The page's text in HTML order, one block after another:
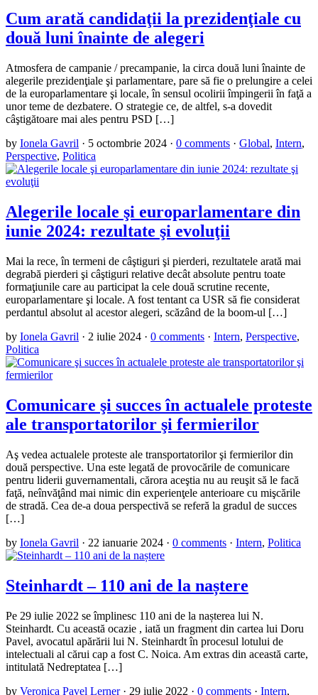
Cum arată candidaţii la prezidenţiale cu
două luni înainte de alegeri
Atmosfera de campanie / precampanie, la circa două luni înainte de
alegerile prezidenţiale şi parlamentare, pare să fie o prelungire a celei
de la europarlamentare şi locale, în sensul ocolirii împingerii în faţă a
unor teme de dezbatere. O strategie ce, de altfel, s-a dovedit
câştigătoare mai ales pentru PSD […]
by Ionela Gavril · 5 octombrie 2024 · 0 comments · Global, Intern,
Perspective, Politica
Alegerile locale şi europarlamentare din
iunie 2024: rezultate şi evoluţii
Mai la rece, în termeni de câştiguri şi pierderi, rezultatele arată mai
degrabă pierderi şi câştiguri relative decât absolute pentru toate
formaţiunile care au participat la cele două scrutine recente,
europarlamentare şi locale. A fost tentant ca USR să fie considerat
perdantul absolut al acestor alegeri, scăzând de la boom-ul […]
by Ionela Gavril · 2 iulie 2024 · 0 comments · Intern, Perspective,
Politica
Comunicare şi succes în actualele proteste
ale transportatorilor şi fermierilor
Aş vedea actualele proteste ale transportatorilor şi fermierilor din
două perspective. Una este legată de provocările de comunicare
pentru liderii guvernamentali, cărora aceştia nu au reuşit să le facă
faţă, neînvăţând mai nimic din experienţele anterioare cu mişcările
de stradă. Cea de-a doua perspectivă se referă la gradul de succes
[…]
by Ionela Gavril · 22 ianuarie 2024 · 0 comments · Intern, Politica
Steinhardt – 110 ani de la naștere
Pe 29 iulie 2022 se împlinesc 110 ani de la nașterea lui N.
Steinhardt. Cu această ocazie , iată un fragment din cartea lui Doru
Pavel, avocatul apărării lui N. Steinhardt în procesul lotului de
intelectuali al cărui cap a fost C. Noica. Am extras din această carte,
intitulată Nedreptatea […]
by Veronica Pavel Lerner · 29 iulie 2022 · 0 comments · Intern,